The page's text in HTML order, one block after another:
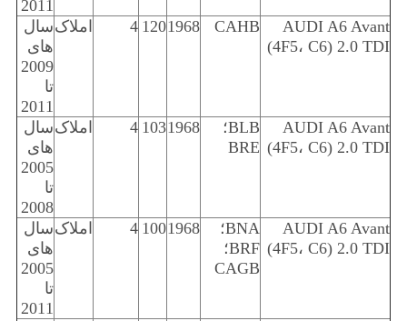
2011
AUDI A6 Avant
(4F5، C6) 2.0 TDI
CAHB
1968
120
4 املاکسال
های
2009
تا
2011
AUDI A6 Avant
(4F5، C6) 2.0 TDI
BLB؛
BRE
1968
103
4 املاکسال
های
2005
تا
2008
AUDI A6 Avant
(4F5، C6) 2.0 TDI
BNA؛
BRF؛
CAGB
1968
100
4 املاکسال
های
2005
تا
2011